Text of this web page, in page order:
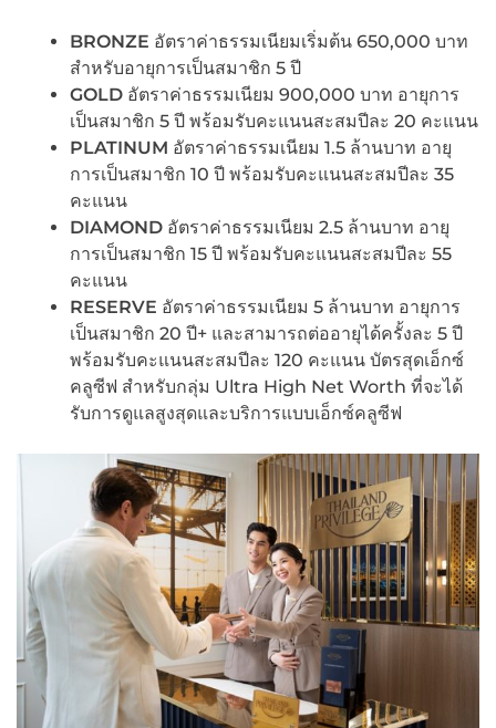
BRONZE อัตราค่าธรรมเนียมเริ่มต้น 650,000 บาท
สำหรับอายุการเป็นสมาชิก 5 ปี
GOLD อัตราค่าธรรมเนียม 900,000 บาท อายุการ
เป็นสมาชิก 5 ปี พร้อมรับคะแนนสะสมปีละ 20 คะแนน
PLATINUM อัตราค่าธรรมเนียม 1.5 ล้านบาท อายุ
การเป็นสมาชิก 10 ปี พร้อมรับคะแนนสะสมปีละ 35
คะแนน
DIAMOND อัตราค่าธรรมเนียม 2.5 ล้านบาท อายุ
การเป็นสมาชิก 15 ปี พร้อมรับคะแนนสะสมปีละ 55
คะแนน
RESERVE อัตราค่าธรรมเนียม 5 ล้านบาท อายุการ
เป็นสมาชิก 20 ปี+ และสามารถต่ออายุได้ครั้งละ 5 ปี
พร้อมรับคะแนนสะสมปีละ 120 คะแนน บัตรสุดเอ็กซ์
คลูซีฟ สำหรับกลุ่ม Ultra High Net Worth ที่จะได้
รับการดูแลสูงสุดและบริการแบบเอ็กซ์คลูซีฟ